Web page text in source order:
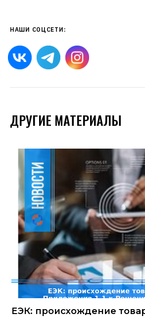
НАШИ СОЦСЕТИ:
ДРУГИЕ МАТЕРИАЛЫ
ЕЭК: происхождение